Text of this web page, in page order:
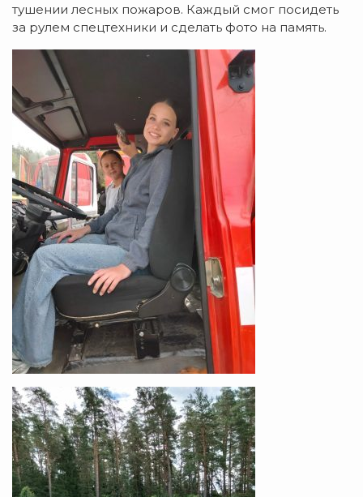
тушении лесных пожаров. Каждый смог посидеть
за рулем спецтехники и сделать фото на память.